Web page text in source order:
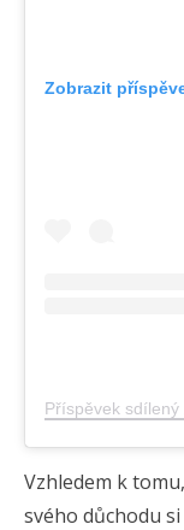
Zobrazit
Vzhledem k
svého důchodu